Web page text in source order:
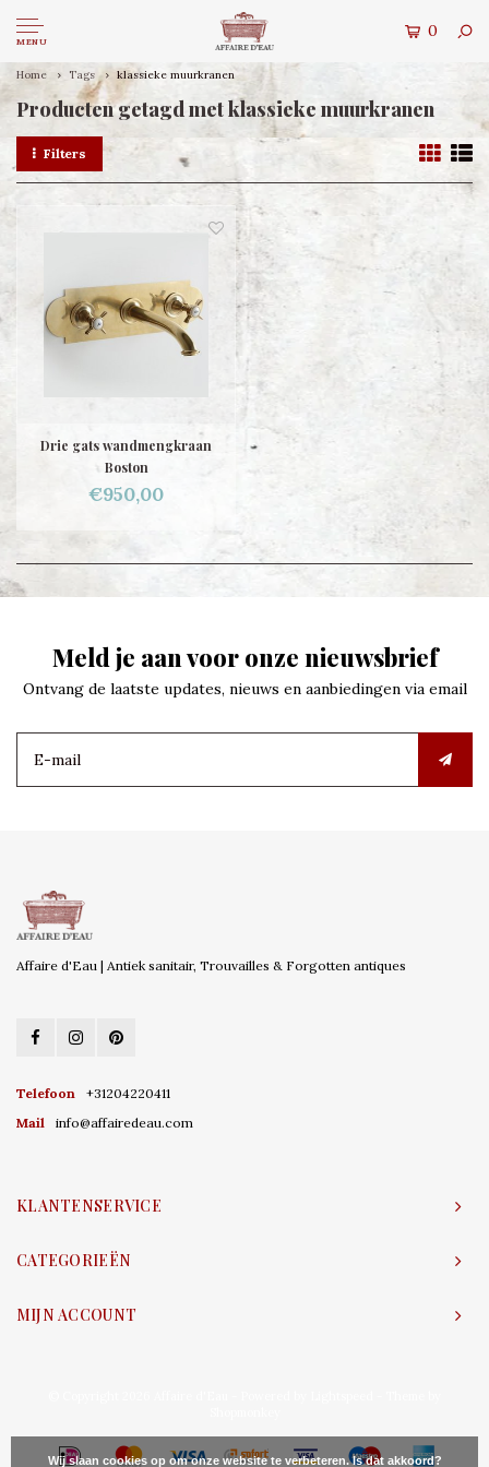
MENU
0
Home Tags klassieke muurkranen
Producten getagd met klassieke muurkranen
Filters
Drie gats wandmengkraan
Boston
€950,00
Meld je aan voor onze nieuwsbrief
Ontvang de laatste updates, nieuws en aanbiedingen via email
Affaire d'Eau | Antiek sanitair, Trouvailles & Forgotten antiques
Telefoon
+31204220411
Mail
info@affairedeau.com
KLANTENSERVICE
CATEGORIEËN
MIJN ACCOUNT
Wij slaan cookies op om onze website te verbeteren. Is dat akkoord?